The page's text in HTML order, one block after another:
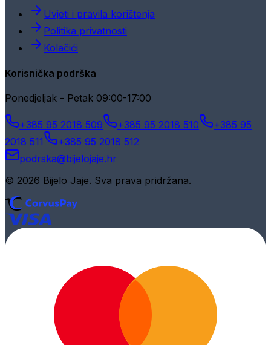
Uvjeti i pravila korištenja
Politika privatnosti
Kolačići
Korisnička podrška
Ponedjeljak - Petak 09:00-17:00
+385 95 2018 509 +385 95 2018 510
+385 95
2018 511
+385 95 2018 512
podrska@bijelojaje.hr
© 2026 Bijelo Jaje. Sva prava pridržana.